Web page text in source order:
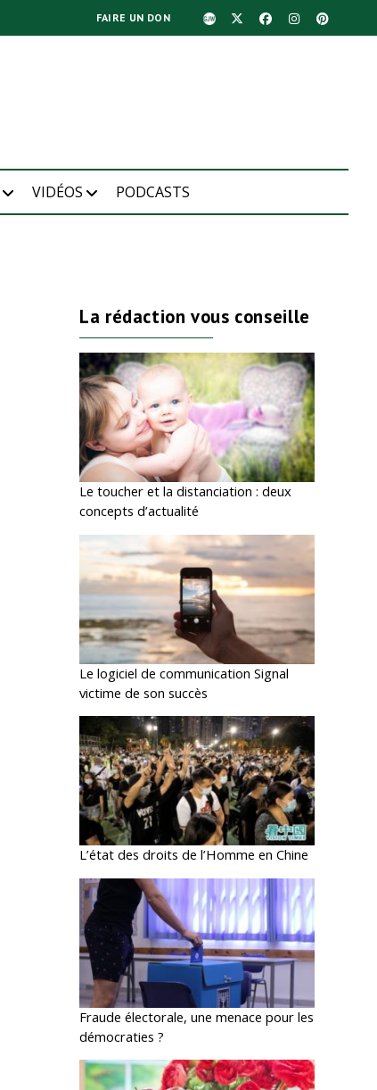
FAIRE UN DON
VIDÉOS PODCASTS
La rédaction vous conseille
Le toucher et la distanciation : deux
concepts d’actualité
Le logiciel de communication Signal
victime de son succès
L’état des droits de l’Homme en Chine
Fraude électorale, une menace pour les
démocraties ?